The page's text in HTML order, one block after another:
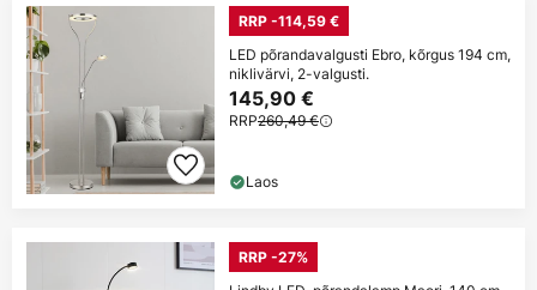
RRP -114,59 €
LED põrandavalgusti Ebro, kõrgus 194 cm,
niklivärvi, 2-valgusti.
145,90 €
RRP260,49 €
Laos
RRP -27%